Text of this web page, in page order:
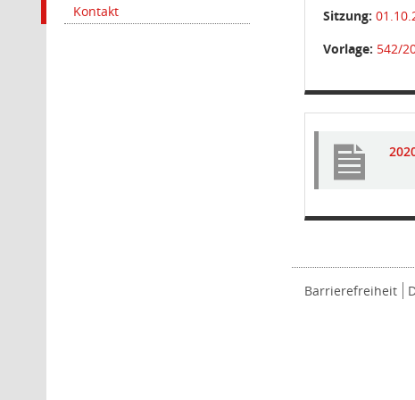
Kontakt Sitzung:
Vorlage: 542/
Barrierefreiheit